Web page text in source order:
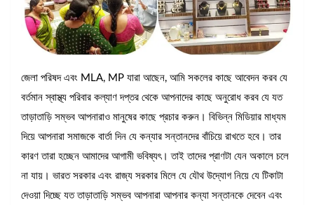
জেলা পরিষদ এবং MLA, MP যারা আছেন, আমি সকলের কাছে আবেদন করব যে
বর্তমান স্বাস্থ্য পরিবার কল্যাণ দপ্তর থেকে আপনাদের কাছে অনুরোধ করব যে যত
তাড়াতাড়ি সম্ভব আপনারাও মানুষের কাছে প্রচার করুন। বিভিন্ন মিডিয়ার মাধ্যম
দিয়ে আপনারা সমাজকে বার্তা দিন যে কন্যার সন্তানদের বাঁচিয়ে রাখতে হবে। তার
কারণ তারা হচ্ছেন আমাদের আগামী ভবিষ্যৎ। তাই তাদের প্রাণটা যেন অকালে চলে
না যায়। ভারত সরকার এবং রাজ্য সরকার মিলে যে যৌথ উদ্যোগ নিয়ে যে টিকাটা
দেওয়া দিচ্ছে যত তাড়াতাড়ি সম্ভব আপনারা আপনার কন্যা সন্তানকে দেবেন এবং